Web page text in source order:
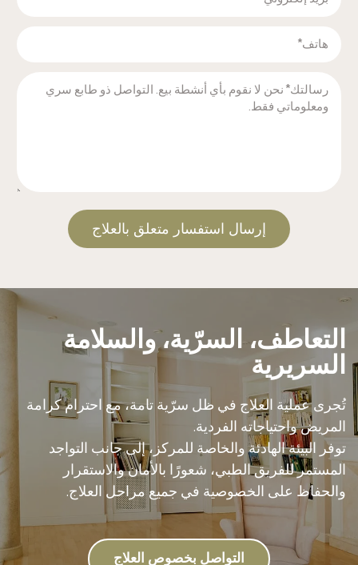
‫إرسال استفسار متعلق بالعلاج
‏التعاطف، السرّية، والسلامة
السريرية
تُجرى عملية العلاج في ظل سرّية تامة، مع احترام كرامة
المريض واحتياجاته الفردية.
توفر البيئة الهادئة والخاصة للمركز، إلى جانب التواجد
المستمر للفريق الطبي، شعورًا بالأمان والاستقرار
والحفاظ على الخصوصية في جميع مراحل العلاج.
‏التواصل بخصوص العلاج